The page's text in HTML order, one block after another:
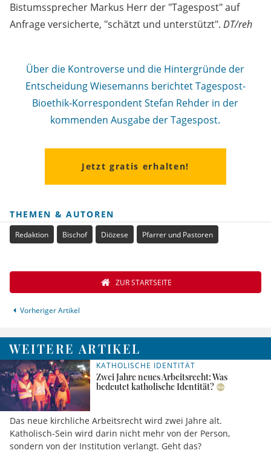
Bistumssprecher Markus Herr der "Tagespost" auf
Anfrage versicherte, "schätzt und unterstützt". DT/reh
Über die Kontroverse und die Hintergründe der
Entscheidung Wiesemanns berichtet Tagespost-
Bioethik-Korrespondent Stefan Rehder in der
kommenden Ausgabe der Tagespost.
Jetzt gratis erhalten!
THEMEN & AUTOREN
Redaktion Bischof Diözese Pfarrer und Pastoren
Vorheriger Artikel
ZUR STARTSEITE
WEITERE ARTIKEL
KATHOLISCHE IDENTITÄT
Zwei Jahre neues Arbeitsrecht: Was
bedeutet katholische Identität?
Das neue kirchliche Arbeitsrecht wird zwei Jahre alt.
Katholisch-Sein wird darin nicht mehr von der Person,
sondern von der Institution verlangt. Geht das?